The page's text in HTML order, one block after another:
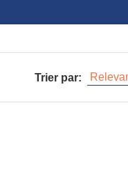
Trier par: